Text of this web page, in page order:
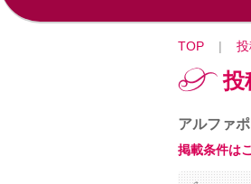
TOP |
投
アルファ
掲載条件は